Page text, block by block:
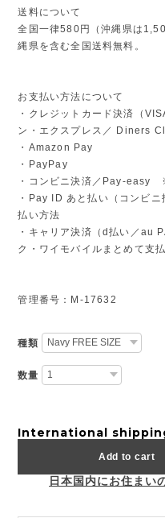
送料について
全国一律580円（沖縄県は
縄県を含む全国送料無料。
お支払い方法について
・クレジットカード決済（
ン・エクスプレス／ Diners
・Amazon Pay
・PayPay
・コンビニ決済／Pay-easy
・Pay ID あと払い（コンビ
払い方法
・キャリア決済（d払い／au
ク・ワイモバイルまとめて支払
管理番号：M-17632
種類
数量
International
Add to cart
日本国内にお住まい